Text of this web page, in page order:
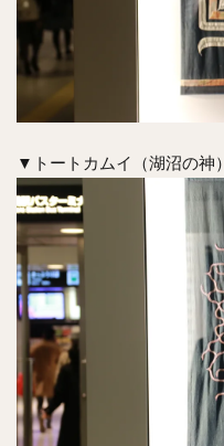
▼トートカムイ（湖沼の神）